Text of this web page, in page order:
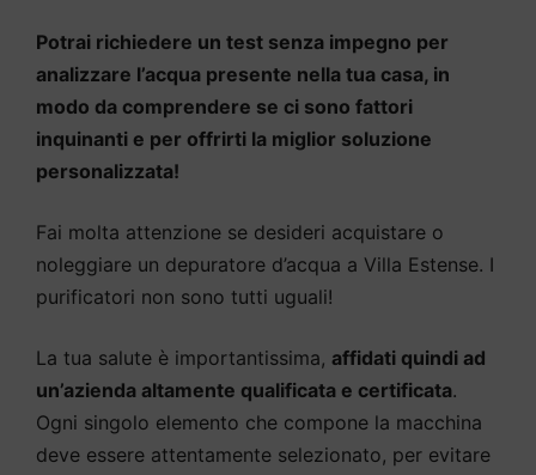
Potrai richiedere un test senza impegno per
analizzare l’acqua presente nella tua casa, in
modo da comprendere se ci sono fattori
inquinanti e per offrirti la miglior soluzione
personalizzata!
Fai molta attenzione se desideri acquistare o
noleggiare un depuratore d’acqua a Villa Estense. I
purificatori non sono tutti uguali!
La tua salute è importantissima, affidati quindi ad
un’azienda altamente qualificata e certificata.
Ogni singolo elemento che compone la macchina
deve essere attentamente selezionato, per evitare